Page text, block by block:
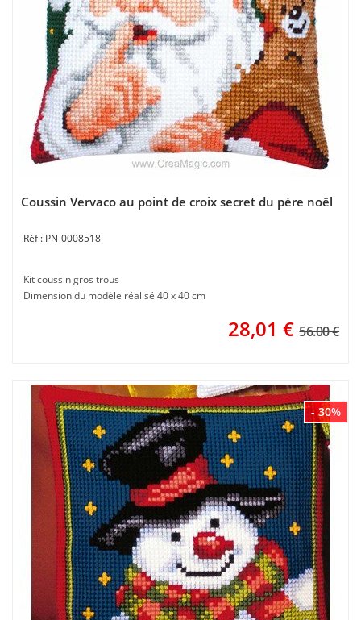
Coussin Vervaco au point de croix secret du père noël
PN-0008518
Kit coussin gros trous
Dimension du modèle réalisé 40 x 40 cm
28,01 € 56.00 €
- 30%